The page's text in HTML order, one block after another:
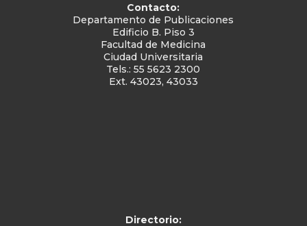
Contacto:
Departamento de Publicaciones
Edificio B. Piso 3
Facultad de Medicina
Ciudad Universitaria
Tels.: 55 5623 2300
Ext. 43023, 43033
Directorio: